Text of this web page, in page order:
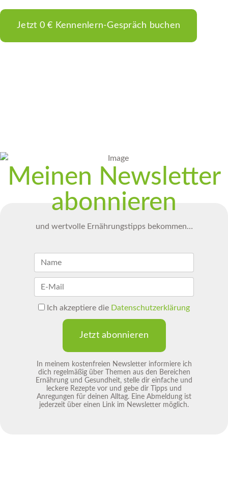
Jetzt 0 € Kennenlern-Gespräch buchen
Meinen Newsletter
abonnieren
und wertvolle Ernährungstipps bekommen…
Ich akzeptiere die Datenschutzerklärung
Jetzt abonnieren
In meinem kostenfreien Newsletter informiere ich
dich regelmäßig über Themen aus den Bereichen
Ernährung und Gesundheit, stelle dir einfache und
leckere Rezepte vor und gebe dir Tipps und
Anregungen für deinen Alltag. Eine Abmeldung ist
jederzeit über einen Link im Newsletter möglich.